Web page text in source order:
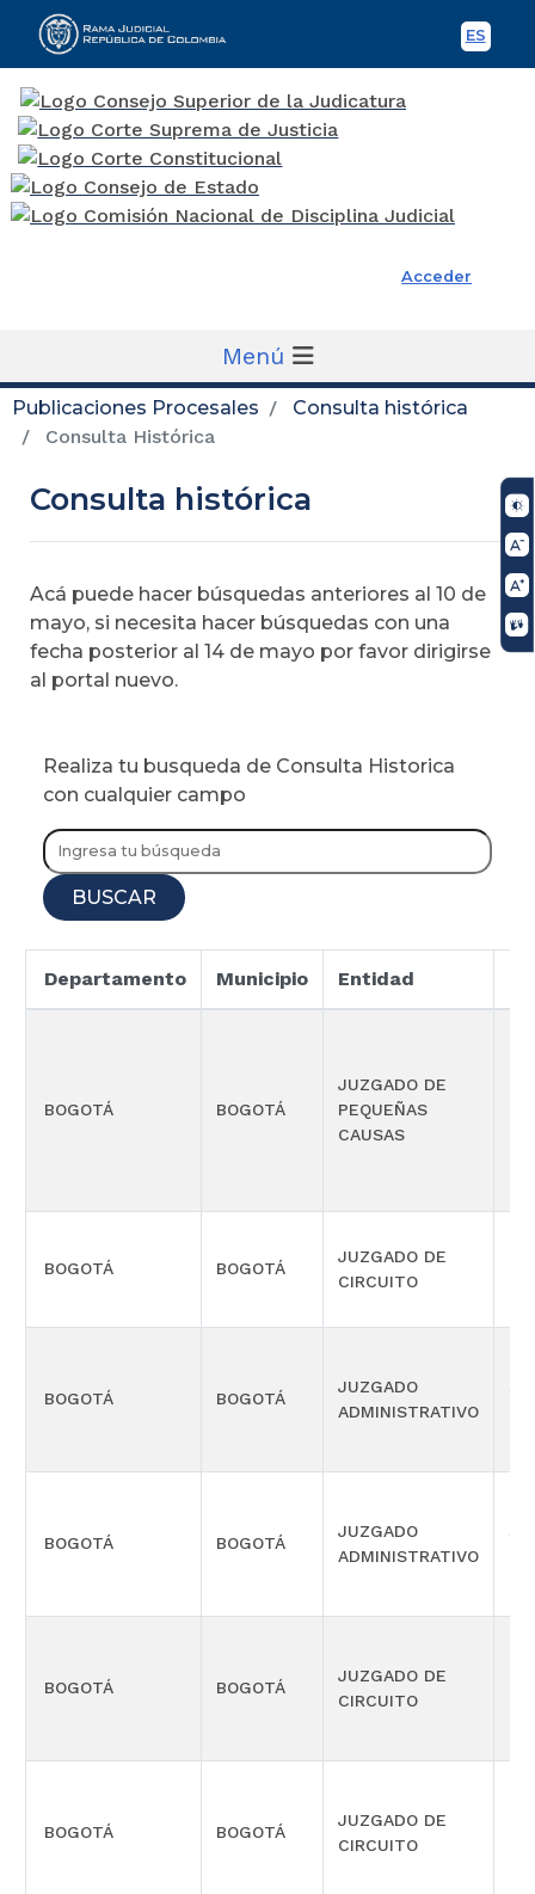
ES
Rama Judicial
Acceder
Menú
Publicaciones Procesales
Consulta histórica
Consulta Histórica
Consulta histórica
Acá puede hacer búsquedas anteriores al 10 de
mayo, si necesita hacer búsquedas con una
fecha posterior al 14 de mayo por favor dirigirse
al portal nuevo.
Realiza tu busqueda de Consulta Historica
con cualquier campo
BUSCAR
Departamento Municipio Entidad
BOGOTÁ BOGOTÁ
JUZGADO DE
PEQUEÑAS
CAUSAS
BOGOTÁ BOGOTÁ
JUZGADO DE
CIRCUITO
BOGOTÁ BOGOTÁ
JUZGADO
ADMINISTRATIVO
BOGOTÁ BOGOTÁ
JUZGADO
ADMINISTRATIVO
BOGOTÁ BOGOTÁ
JUZGADO DE
CIRCUITO
BOGOTÁ BOGOTÁ
JUZGADO DE
CIRCUITO